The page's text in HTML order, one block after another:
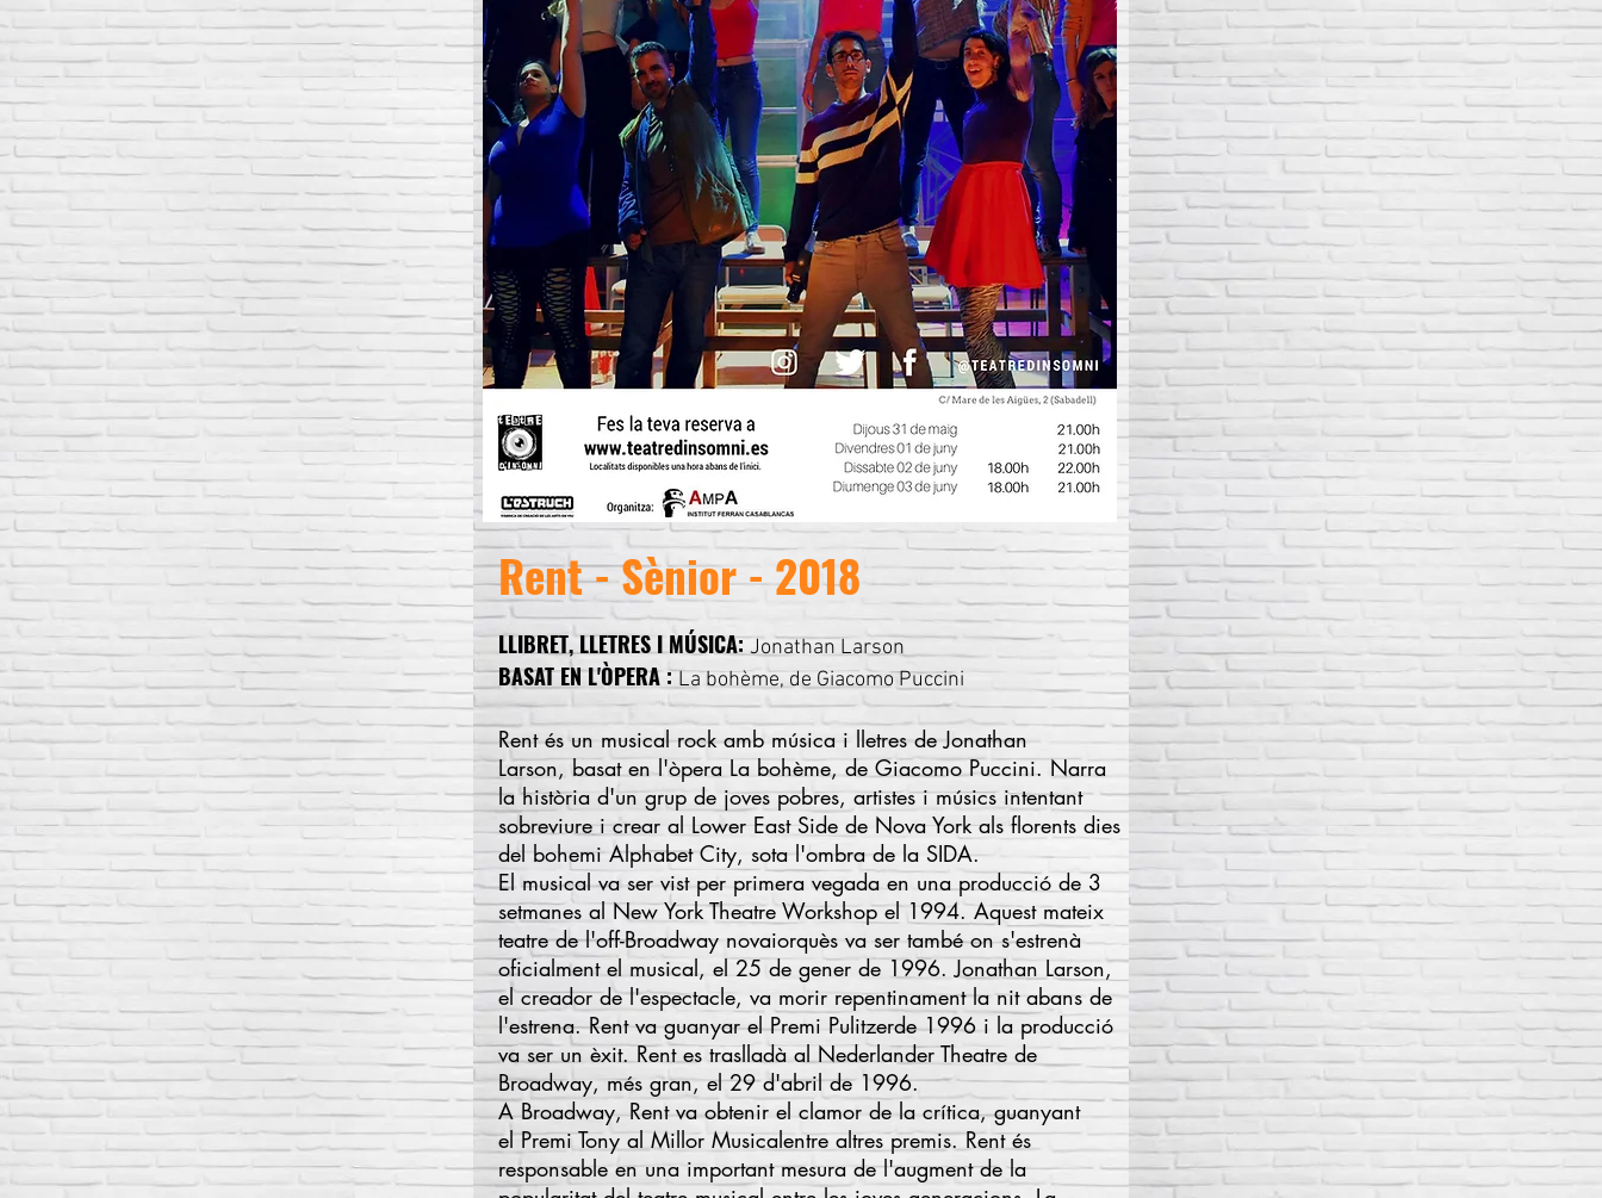
Rent - Sènior - 2018
LLIBRET, LLETRES I MÚSICA:Jonathan Larson
BASAT EN L'ÒPERA:La bohème, de Giacomo Puccini
Rent és un musical rock amb música i lletres deJonathan
Larson, basat en l'òpera La bohème, de Giacomo Puccini. Narra
la història d'un grup de joves pobres, artistes i músics intentant
sobreviure i crear al Lower East Side de Nova York als florents dies
del bohemi Alphabet City, sota l'ombra de la SIDA.
El musical va ser vist per primera vegada en una producció de 3
setmanes alNew York Theatre Workshopel 1994. Aquest mateix
teatre de l'off-Broadway novaiorquès va ser també on s'estrenà
oficialment el musical, el 25 de gener de 1996.Jonathan Larson,
el creador de l'espectacle, va morir repentinament la nit abans de
l'estrena. Rent va guanyar elPremi Pulitzerde 1996 i la producció
va ser un èxit. Rent es traslladà alNederlander Theatre de
Broadway, més gran, el 29 d'abril de 1996.
A Broadway, Rent va obtenir el clamor de la crítica, guanyant
elPremi Tony al Millor Musicalentre altres premis. Rent és
responsable en una important mesura de l'augment de la